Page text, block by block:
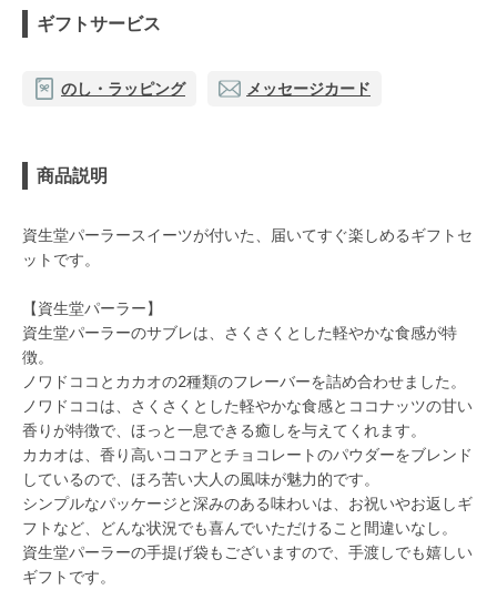
ギフトサービス
のし・ラッピング メッセージカード
商品説明
資生堂パーラースイーツが付いた、届いてすぐ楽しめるギフトセ
ットです。
【資生堂パーラー】
資生堂パーラーのサブレは、さくさくとした軽やかな食感が特
徴。
ノワドココとカカオの2種類のフレーバーを詰め合わせました。
ノワドココは、さくさくとした軽やかな食感とココナッツの甘い
香りが特徴で、ほっと一息できる癒しを与えてくれます。
カカオは、香り高いココアとチョコレートのパウダーをブレンド
しているので、ほろ苦い大人の風味が魅力的です。
シンプルなパッケージと深みのある味わいは、お祝いやお返しギ
フトなど、どんな状況でも喜んでいただけること間違いなし。
資生堂パーラーの手提げ袋もございますので、手渡しでも嬉しい
ギフトです。